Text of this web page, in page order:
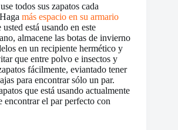
todos sus zapatos cada
más espacio en su armario
está usando en este
almacene las botas de invierno
en un recipiente hermético y
que entre polvo e insectos y
fácilmente, eviantado tener
para encontrar sólo un par.
que está usando actualmente
encontrar el par perfecto con